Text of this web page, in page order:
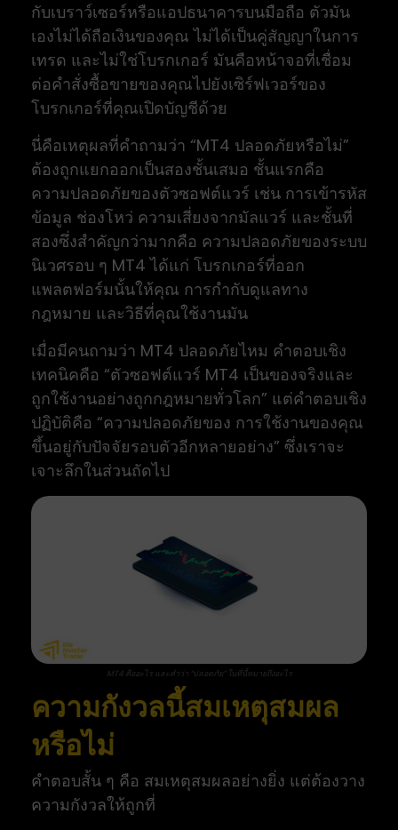
กับเบราว์เซอร์หรือแอปธนาคารบนมือถือ ตัวมัน
เองไม่ได้ถือเงินของคุณ ไม่ได้เป็นคู่สัญญาในการ
เทรด และไม่ใช่โบรกเกอร์ มันคือหน้าจอที่เชื่อม
ต่อคำสั่งซื้อขายของคุณไปยังเซิร์ฟเวอร์ของ
โบรกเกอร์ที่คุณเปิดบัญชีด้วย
นี่คือเหตุผลที่คำถามว่า “MT4 ปลอดภัยหรือไม่”
ต้องถูกแยกออกเป็นสองชั้นเสมอ ชั้นแรกคือ
ความปลอดภัยของตัวซอฟต์แวร์ เช่น การเข้ารหัส
ข้อมูล ช่องโหว่ ความเสี่ยงจากมัลแวร์ และชั้นที่
สองซึ่งสำคัญกว่ามากคือ ความปลอดภัยของระบบ
นิเวศรอบ ๆ MT4 ได้แก่ โบรกเกอร์ที่ออก
แพลตฟอร์มนั้นให้คุณ การกำกับดูแลทาง
กฎหมาย และวิธีที่คุณใช้งานมัน
เมื่อมีคนถามว่า MT4 ปลอดภัยไหม คำตอบเชิง
เทคนิคคือ “ตัวซอฟต์แวร์ MT4 เป็นของจริงและ
ถูกใช้งานอย่างถูกกฎหมายทั่วโลก” แต่คำตอบเชิง
ปฏิบัติคือ “ความปลอดภัยของ การใช้งานของคุณ
ขึ้นอยู่กับปัจจัยรอบตัวอีกหลายอย่าง” ซึ่งเราจะ
เจาะลึกในส่วนถัดไป
MT4 คืออะไร และคำว่า “ปลอดภัย” ในที่นี้หมายถึงอะไร
ความกังวลนี้สมเหตุสมผล
หรือไม่
คำตอบสั้น ๆ คือ สมเหตุสมผลอย่างยิ่ง แต่ต้องวาง
ความกังวลให้ถูกที่